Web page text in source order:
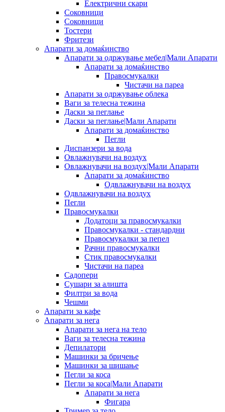
Електрични скари
Соковници
Соковници
Тостери
Фритези
Апарати за домаќинство
Апарати за одржување мебел|Мали Апарати
Апарати за домаќинство
Правосмукалки
Чистачи на пареа
Апарати за одржување облека
Ваги за телесна тежина
Даски за пеглање
Даски за пеглање|Мали Апарати
Апарати за домаќинство
Пегли
Диспанзери за вода
Овлажнувачи на воздух
Овлажнувачи на воздух|Мали Апарати
Апарати за домаќинство
Одвлажнувачи на воздух
Одвлажнувачи на воздух
Пегли
Правосмукалки
Додатоци за правосмукалки
Правосмукалки - стандардни
Правосмукалки за пепел
Рачни правосмукалки
Стик правосмукалки
Чистачи на пареа
Садопери
Сушари за алишта
Филтри за вода
Чешми
Апарати за кафе
Апарати за нега
Апарати за нега на тело
Ваги за телесна тежина
Депилатори
Машинки за бричење
Машинки за шишање
Пегли за коса
Пегли за коса|Мали Апарати
Апарати за нега
Фигара